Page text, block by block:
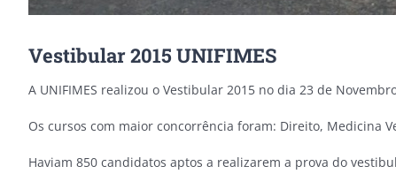
Vestibular 2015 UNIFIMES
A UNIFIMES realizou o Vestibular 2015 no dia 23 de
Os cursos com maior concorrência foram: Direito, Medicina
Haviam 850 candidatos aptos a realizarem a prova do